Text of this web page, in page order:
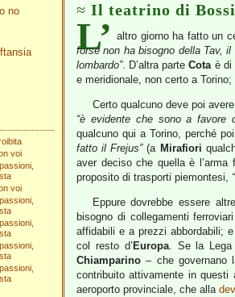
no
voi
voi
Il teatrino di
L’ altro giorno ha fatto un
forse non ha bisogno della Tav,
lombardo”. D’altra parteCotaè di
e meridionale, non certo a
Certo qualcuno deve poi
“è evidente che sono a favore
qualcuno qui a Torino, perché
fatto il Frejus”(a Mirafiori
aver deciso che quella è
proposito di trasporti piemontesi,
Eppure dovrebbe essere
bisogno di collegamenti
affidabili e a prezzi abbordabili;
col resto d’ Europa. Se la Lega
Chiamparino – che governano
contribuito attivamente in
aeroporto provinciale, che alla